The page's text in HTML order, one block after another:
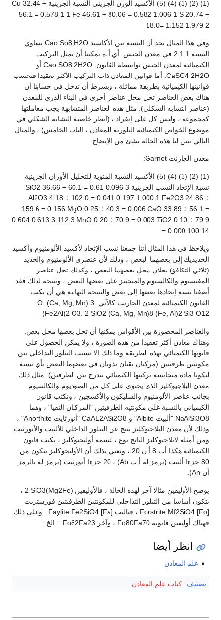
(1) (2) (3) (4) (5) الأكسيد الوزن الجزيئي النسبة الجزيئية Cu 32.44 ÷
56.1 = 0.578 1 1 Fe 46.61 ÷ 80.06 = 0.582 1.006 1 S 20.74 ÷
18.0= 1.152 1.979 2
وفي هذا المثال نجد أن النسبة بين الأكاسيد Cao:So8:H2O تساوي
النسبة 2:1:1 في معدن الجبس. أي أ،ه يمكننا أن نمثل التركيب
الكيميائية لمعدن الجبس بواسطة القانون: Cao SO8 2H2O أو
CaSO4 2H2O. أما قوانين المعادن ذات التركيب الأكثر تعقيدا فتحسب
قوانينها الكيميائية بطريقة مماثلة ، وبشرط أن ندخل في حسابنا أن
هناك بعض العناصر تحل محل عناصر أخرى في البناء الذري للمعدن
(عناصر التشابه الشكلي). مثل هذه العناصر المتشابهة يجب معاملتها
كمجموعة ، وليس كل على إنفراد ، (أنظر خاصية التشابه الشكلي في
موضوع الخواص الكيميائية البلورية للمعادن ، الباب الخامس) ، والمثال
التالي يبين لنا هذه الحالة بشئ من الإيضاح.
معدن الجارنت Garnet:
(1) (2) (3) (4) (5) الأكسيد النسبة المئوية للتحليل الأوزان الجزيئية
نسبة الإتحاد النسب الجزيئية SiO2 36.66 ÷ 60.1 = 0.61 0.096 3
Al2O3 4.18 ÷ 102.0 = 0.041 0.197 1.000 1 Fe2O3 24.86 ÷
159.6 = 0.156 MgO 0.25 ÷ 40.3 = 0.006 CaO 33.89 ÷ 56.1 =
0.604 0.613 3.112 3 MnO 0.20 ÷ 70.9 = 0.003 TiO2 0.10 ÷ 79.9
= 0.000 100.14
ويلاحظ في هذا المثال أننا جمعنا نسب الإتحاد لأكسيد الألومنيوم وأكسيد
الحديديك إلى بعضهما البعض ، وذلك لأن عنصري الألومنيوم والحديد
(ثلاثي التكافؤ) يحلان محل بعضهما البعض ، وكذلك تحل عناصر
المغنسيوم والكالسيوم والمنجنيز على بعضها البعض ، ونتيجة لذلك فقد
أضفنا نسبة إتحادها بعضها إلى بعض والنتيجة النهائية هي أن نكتب
القانون الكيميائية لمعدن الجارنت كالآتي. 3 (Ca, Mg, Mn) O.
(Fe2Al)2 O3. 2 SiO2 (Ca, Mg, Mn)8 (Fe, Al)2 Si3 O12
والعناصر المحصورة بين الأقواس يمكنها أن تحل بعضها محل بعض.
وهناك معادن أكثر تعقيدا من هذه الصورة ، ولا يمكن الحصول على
قانونها الكيميائي بهذه الطريقة وما ذلك إلا بسبب التبلور التداخلي بين
مكونتين طرفيتين (مركبان نقيان يذوبان في بعضهما البعض بأي نسبة
ليكونا مادة متجانسة تركيبها الكيميائي يتدرج بين الطرفين). مثال ذلك
معدن البلاجيوكليز الذي يحتوي على كل من الصوديوم والكالسيوم
بجانب عناصر الألومنيوم والسليكون والأكسجين ، ونكتب قانون
الكيميائي بالنسبة غلى مكونتيه الطرفيتين "المركبان النقيا" ، وهما
NaAlSi3O8 "ألبيت Albite" و CaAL2ASi2O8 "أنورثايت Anorthite" ،
وذلك لأن معدن البلاجيوكليز ينتج عن التبلور الداخلي للألبيت والأنورثيت.
ومن أمثلة لابلاجيوكليز الناتج نوع ، غسمه أوليجيوكليز ، يكتب قانون
الكيميائية هكذا أب 8 أ ن 20 ، ونعني بذلك أن الأوليجوكليز يتكون من
80 جزءا ألبيت (يرمز له أ ب Ab) ، 20 جزءا أنورثيت (يرمز له بالرمز
أن An).
يوضح الأوليفين مثالا آخر لهذه الحالة ، فالأوليفين (Mg2Fe)2 SiO3 ،
يتكون أساسا من التيلور التداخلي للمكونتين الطرفيتين فورستريت
Forstrite Mf2SiO4 [Fo] ، فياليت Faylite Fe2SiO4 [Fa] . وعلى ذلك
فهناك أوليفين قانونه Fo80Fa70 ، وآخر Fo82Fa23 .. الخ.
انظر أيضا
علم المعادن
تصنيف: كتاب علم المعادن